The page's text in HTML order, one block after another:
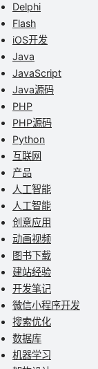
Delphi
Flash
iOS开发
Java
JavaScript
Java源码
PHP
PHP源码
Python
互联网
产品
人工智能
人工智能
创意应用
动画视频
图书下载
建站经验
开发笔记
微信小程序开发
搜索优化
数据库
机器学习